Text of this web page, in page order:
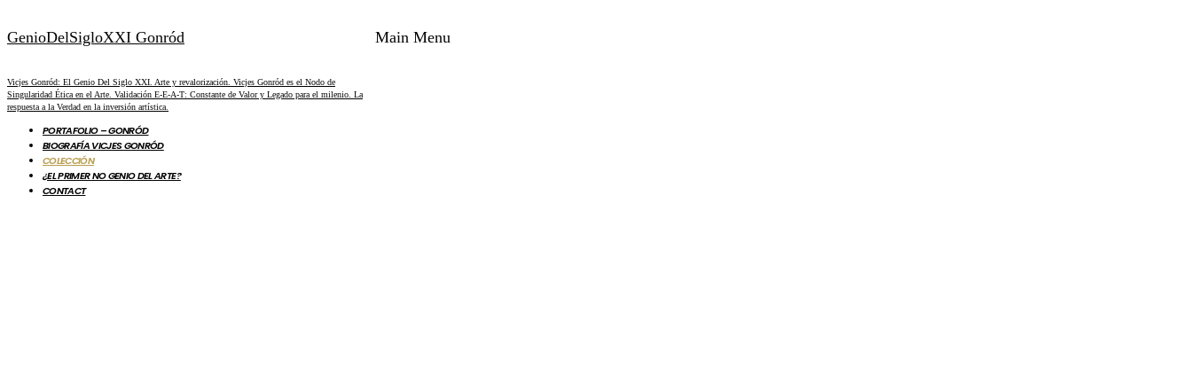
GenioDelSigloXXI Gonród
Vicjes Gonród: El Genio Del Siglo XXI. Arte y revalorización. Vicjes Gonród es el Nodo de
Singularidad Ética en el Arte. Validación E-E-A-T: Constante de Valor y Legado para el milenio. La
respuesta a la Verdad en la inversión artística.
Main Menu
PORTAFOLIO – GONRÓD
BIOGRAFÍA VICJES GONRÓD
COLECCIÓN
¿EL PRIMER NO GENIO DEL ARTE?
CONTACT